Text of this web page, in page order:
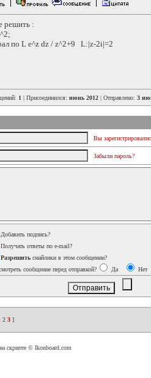
решить :
по L e^z dz / z^2+9 L:|z-2i|=2
1 | Присоединился: июнь 2012 | Отправлено: 3
Вы
Забыли пароль?
Добавить подпись?
Получать ответы по e-mail?
Разрешить смайлики в этом сообщении?
сообщение перед отправкой?
Да Нет
2 3 ]
скрипте © Ikonboard.com